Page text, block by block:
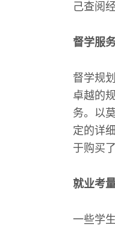
己查阅
督学服
督学规
卓越的
务。以
定的详
于购买
就业考
一些学